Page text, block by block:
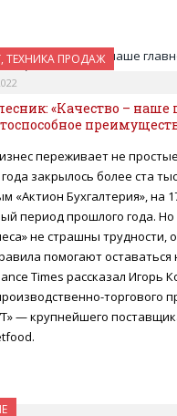
ТЕХНИКА ПРОДАЖ
«Качество – наше
переживает не
закрылось более ста
«Актион Бухгалтерия», на
период прошлого года.
не страшны трудности,
помогают оставаться
Times рассказал Игорь
торгового
— крупнейшего